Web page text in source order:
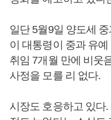
일단 5월9일 양도세
이 대통령이 중과 유
취임 7개월 만에 비웃
사정을 모를 리 없다.
시장도 호응하고 있다